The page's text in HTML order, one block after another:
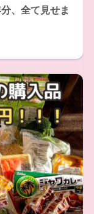
、全て見せま